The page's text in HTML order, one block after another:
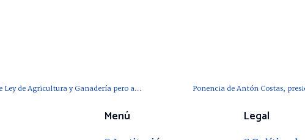
CES valora positivamente el Anteproyecto de Ley de Agricultura y Ganadería pero apunta cuestiones “a mejorar”
Menú Legal